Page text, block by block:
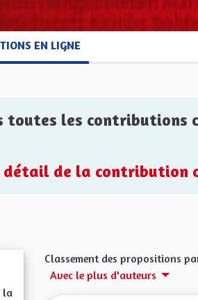
EN LIGNE
toutes les
détail de la contribution
la
Classement des propositions
Avec le plus d'auteurs